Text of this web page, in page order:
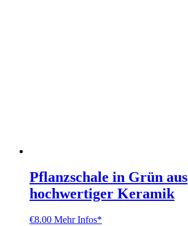
Pflanzschale in Grün aus
hochwertiger Keramik
€8.00 Mehr Infos*